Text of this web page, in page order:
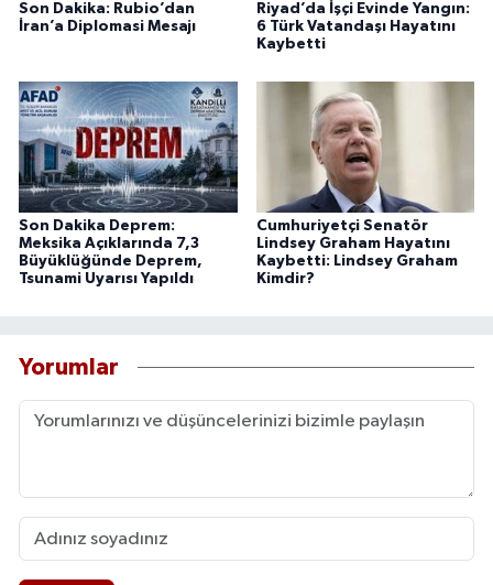
Son Dakika: Rubio’dan
İran’a Diplomasi Mesajı
Riyad’da İşçi Evinde Yangın:
6 Türk Vatandaşı Hayatını
Kaybetti
Son Dakika Deprem:
Meksika Açıklarında 7,3
Büyüklüğünde Deprem,
Tsunami Uyarısı Yapıldı
Cumhuriyetçi Senatör
Lindsey Graham Hayatını
Kaybetti: Lindsey Graham
Kimdir?
Yorumlar